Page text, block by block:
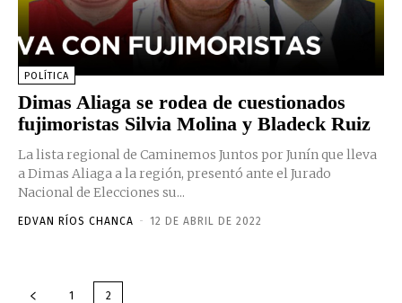
POLÍTICA
Dimas Aliaga se rodea de cuestionados
fujimoristas Silvia Molina y Bladeck Ruiz
La lista regional de Caminemos Juntos por Junín que lleva
a Dimas Aliaga a la región, presentó ante el Jurado
Nacional de Elecciones su...
EDVAN RÍOS CHANCA - 12 DE ABRIL DE 2022
1 2